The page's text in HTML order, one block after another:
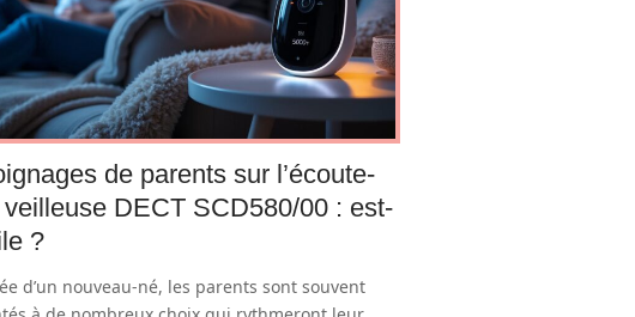
de parents sur l’écoute-
veilleuse DECT SCD580/00 : est-
?
d’un nouveau-né, les parents sont souvent